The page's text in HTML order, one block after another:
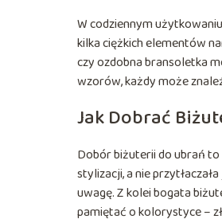
W codziennym
kilka ciężkich elementów
czy ozdobna bransoletka
wzorów, każdy może
Jak Dobrać
Dobór biżuterii do ubrań to
stylizacji, a nie
uwagę. Z kolei bogata
pamiętać o kolorystyce –